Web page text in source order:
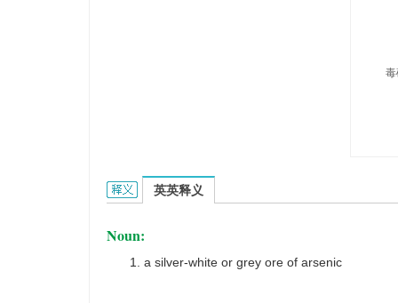
mispickel的英文翻译是什么意思，词典释义与在线
英英释义
Noun:
a silver-white or grey ore of arsenic